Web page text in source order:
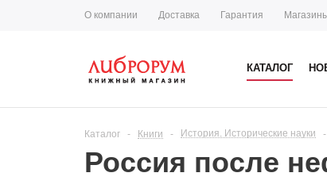
О компании Доставка Гарантия
КАТАЛОГ
Каталог - Книги - История. Исторические науки -
Россия после